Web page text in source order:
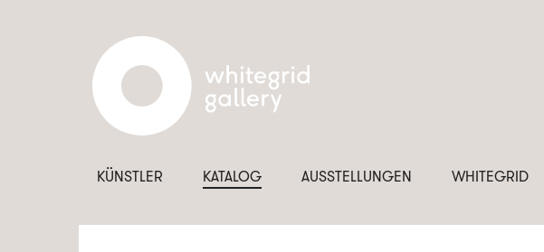
KÜNSTLER KATALOG AUSSTELLUNGEN WHITEGRID